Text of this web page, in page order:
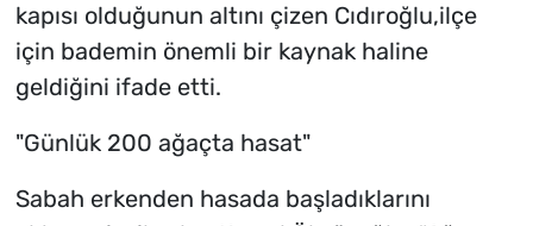
kapısı olduğunun altını çizen Cıdıroğlu,ilçe
için bademin önemli bir kaynak haline
geldiğini ifade etti.
"Günlük 200 ağaçta hasat"
Sabah erkenden hasada başladıklarını